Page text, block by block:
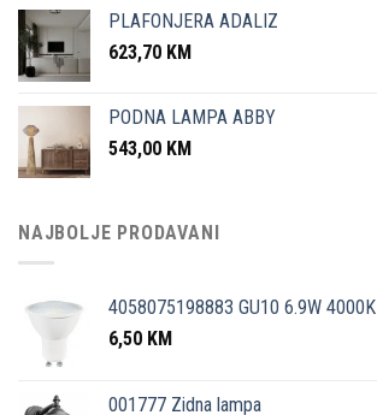
PLAFONJERA ADALIZ
623,70 KM
PODNA LAMPA ABBY
543,00 KM
NAJBOLJE PRODAVANI
4058075198883 GU10 6.9W 4000K
6,50 KM
001777 Zidna lampa